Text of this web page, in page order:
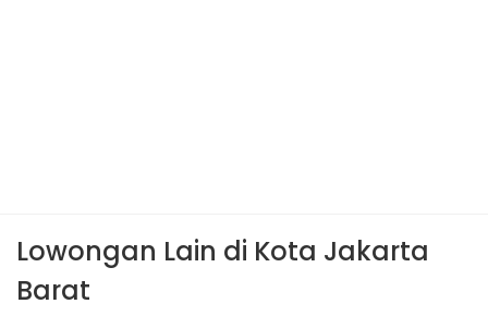
Lowongan Lain di Kota Jakarta
Barat